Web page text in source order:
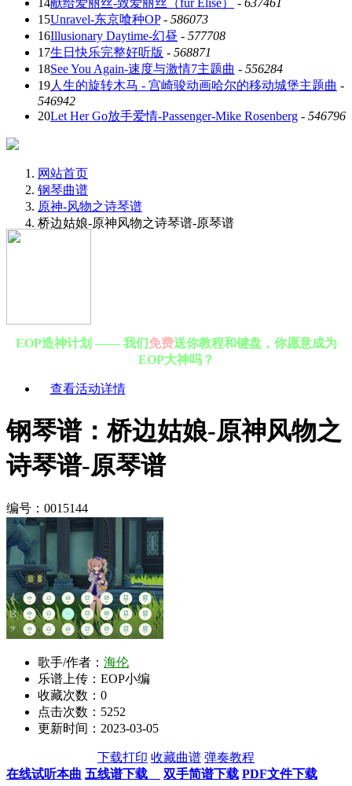
14献给爱丽丝-致爱丽丝（für Elise） - 637461
15Unravel-东京喰种OP- 586073
16Illusionary Daytime-幻昼 - 577708
17生日快乐完整好听版 - 568871
18See You Again-速度与激情7主题曲 - 556284
19人生的旋转木马 - 宫崎骏动画哈尔的移动城堡主题曲 -
546942
20Let Her Go放手爱情-Passenger-Mike Rosenberg - 546796
网站首页
钢琴曲谱
原神-风物之诗琴谱
桥边姑娘-原神风物之诗琴谱-原琴谱
EOP造神计划 —— 我们免费送你教程和键盘，你愿意成为
EOP大神吗？
查看活动详情
钢琴谱：桥边姑娘-原神风物之
诗琴谱-原琴谱
编号：0015144
歌手/作者： 海伦
乐谱上传：EOP小编
收藏次数： 0
点击次数：5252
更新时间：2023-03-05
下载打印 收藏曲谱 弹奏教程
在线试听本曲 五线谱下载 双手简谱下载 PDF文件下载